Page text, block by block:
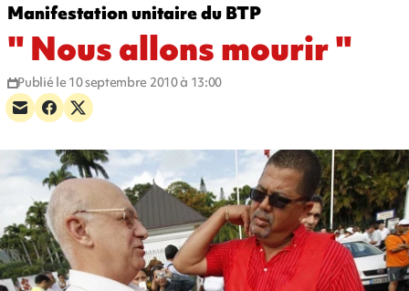
Manifestation unitaire du BTP
" Nous allons mourir "
Publié le 10 septembre 2010 à 13:00